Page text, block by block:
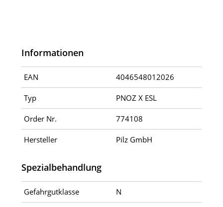
Informationen
EAN 4046548012026
Typ PNOZ X ESL
Order Nr. 774108
Hersteller Pilz GmbH
Spezialbehandlung
Gefahrgutklasse N